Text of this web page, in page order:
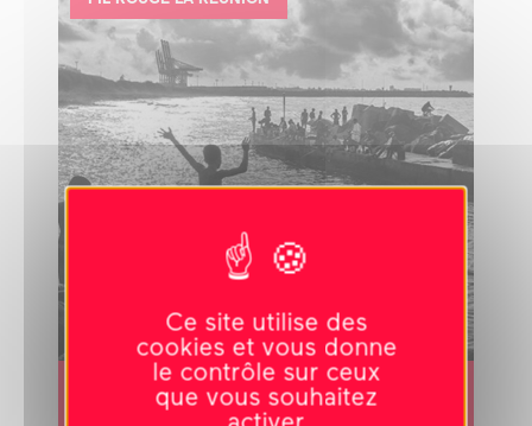
Du 6 novembre 2026 au 20 novembre 2026
Sébastien Marchal
Ce site utilise des
cookies et vous donne
le contrôle sur ceux
que vous souhaitez